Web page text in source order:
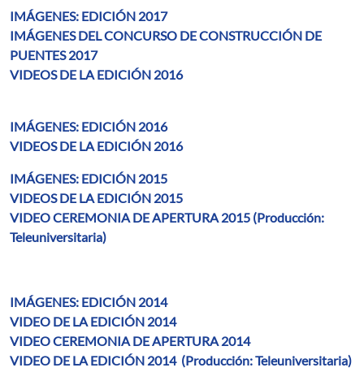
IMÁGENES: EDICIÓN 2017
IMÁGENES DEL CONCURSO DE CONSTRUCCIÓN DE
PUENTES 2017
VIDEOS DE LA EDICIÓN 2016
IMÁGENES: EDICIÓN 2016
VIDEOS DE LA EDICIÓN 2016
IMÁGENES: EDICIÓN 2015
VIDEOS DE LA EDICIÓN 2015
VIDEO CEREMONIA DE APERTURA 2015 (Producción:
Teleuniversitaria)
IMÁGENES: EDICIÓN 2014
VIDEO DE LA EDICIÓN 2014
VIDEO CEREMONIA DE APERTURA 2014
VIDEO DE LA EDICIÓN 2014 (Producción: Teleuniversitaria)